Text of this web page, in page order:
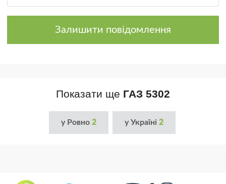
Залишити повідомлення
Показати ще ГАЗ 5302
у Ровно 2 у Україні 2